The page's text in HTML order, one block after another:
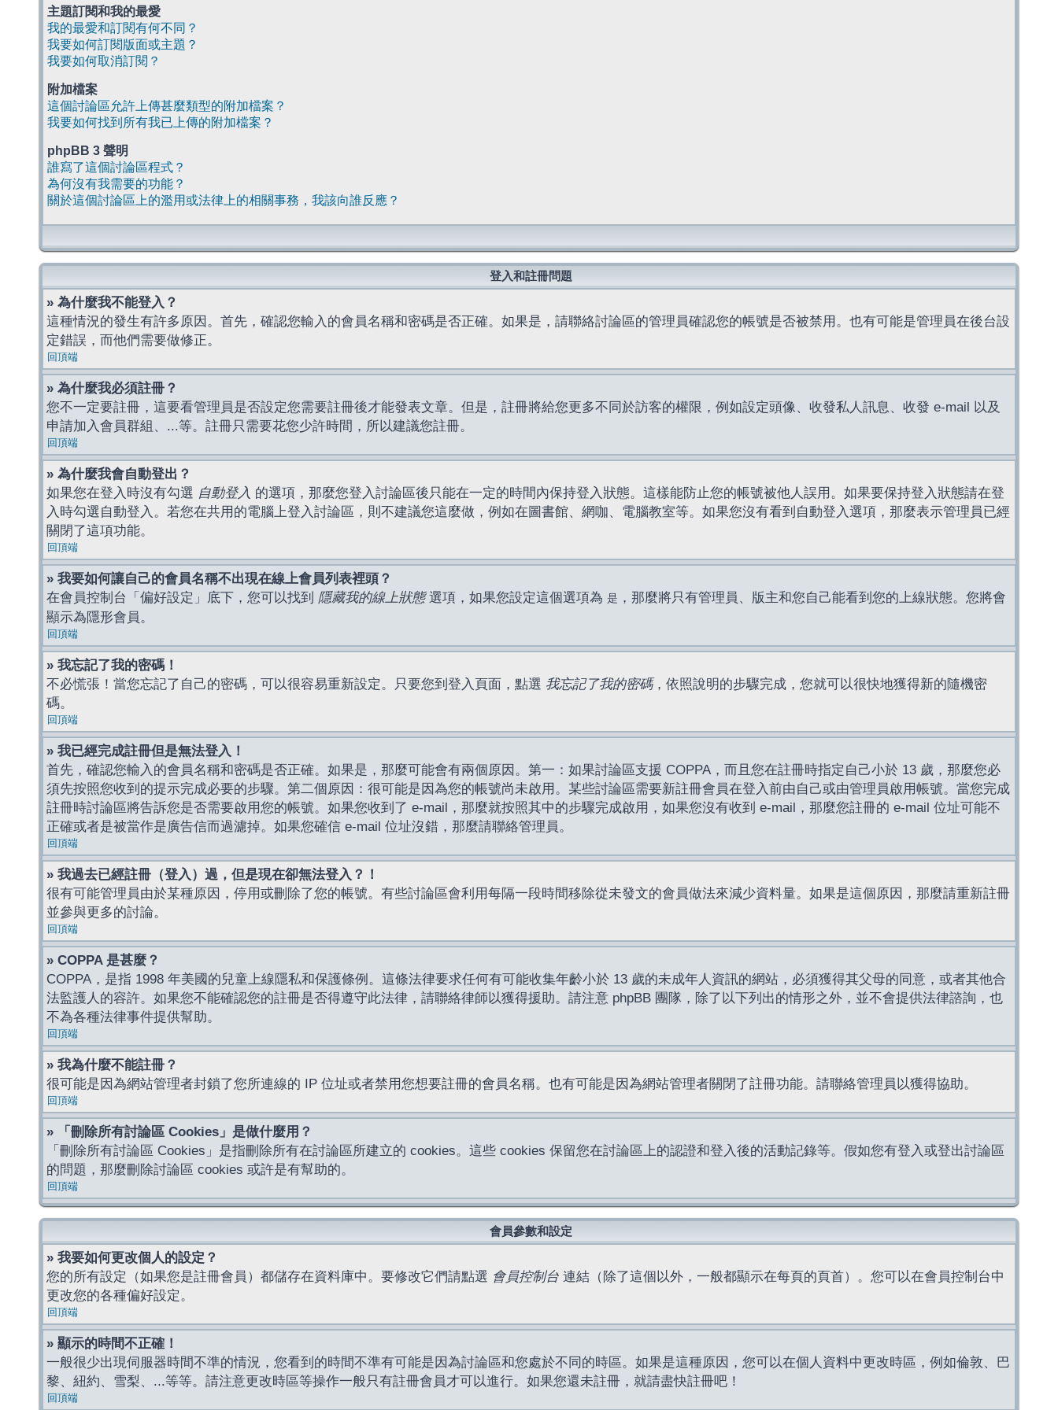
主題訂閱和我的最愛
我的最愛和訂閱有何不同？
我要如何訂閱版面或主題？
我要如何取消訂閱？
附加檔案
這個討論區允許上傳甚麼類型的附加檔案？
我要如何找到所有我已上傳的附加檔案？
phpBB 3 聲明
誰寫了這個討論區程式？
為何沒有我需要的功能？
關於這個討論區上的濫用或法律上的相關事務，我該向誰反應？
登入和註冊問題
» 為什麼我不能登入？
這種情況的發生有許多原因。首先，確認您輸入的會員名稱和密碼是否正確。如果是，請聯絡討論區的管理員確認您的帳號是否被禁用。也有可能是管理員在後台設
定錯誤，而他們需要做修正。
回頂端
» 為什麼我必須註冊？
您不一定要註冊，這要看管理員是否設定您需要註冊後才能發表文章。但是，註冊將給您更多不同於訪客的權限，例如設定頭像、收發私人訊息、收發 e-mail 以及
申請加入會員群組、...等。註冊只需要花您少許時間，所以建議您註冊。
回頂端
» 為什麼我會自動登出？
如果您在登入時沒有勾選 自動登入 的選項，那麼您登入討論區後只能在一定的時間內保持登入狀態。這樣能防止您的帳號被他人誤用。如果要保持登入狀態請在登
入時勾選自動登入。若您在共用的電腦上登入討論區，則不建議您這麼做，例如在圖書館、網咖、電腦教室等。如果您沒有看到自動登入選項，那麼表示管理員已經
關閉了這項功能。
回頂端
» 我要如何讓自己的會員名稱不出現在線上會員列表裡頭？
在會員控制台「偏好設定」底下，您可以找到 隱藏我的線上狀態選項，如果您設定這個選項為 是 ，那麼將只有管理員、版主和您自己能看到您的上線狀態。您將會
顯示為隱形會員。
回頂端
» 我忘記了我的密碼！
不必慌張！當您忘記了自己的密碼，可以很容易重新設定。只要您到登入頁面，點選 我忘記了我的密碼，依照說明的步驟完成，您就可以很快地獲得新的隨機密
碼。
回頂端
» 我已經完成註冊但是無法登入！
首先，確認您輸入的會員名稱和密碼是否正確。如果是，那麼可能會有兩個原因。第一：如果討論區支援 COPPA，而且您在註冊時指定自己小於 13 歲，那麼您必
須先按照您收到的提示完成必要的步驟。第二個原因：很可能是因為您的帳號尚未啟用。某些討論區需要新註冊會員在登入前由自己或由管理員啟用帳號。當您完成
註冊時討論區將告訴您是否需要啟用您的帳號。如果您收到了 e-mail，那麼就按照其中的步驟完成啟用，如果您沒有收到 e-mail，那麼您註冊的 e-mail 位址可能不
正確或者是被當作是廣告信而過濾掉。如果您確信 e-mail 位址沒錯，那麼請聯絡管理員。
回頂端
» 我過去已經註冊（登入）過，但是現在卻無法登入？！
很有可能管理員由於某種原因，停用或刪除了您的帳號。有些討論區會利用每隔一段時間移除從未發文的會員做法來減少資料量。如果是這個原因，那麼請重新註冊
並參與更多的討論。
回頂端
» COPPA 是甚麼？
COPPA，是指 1998 年美國的兒童上線隱私和保護條例。這條法律要求任何有可能收集年齡小於 13 歲的未成年人資訊的網站，必須獲得其父母的同意，或者其他合
法監護人的容許。如果您不能確認您的註冊是否得遵守此法律，請聯絡律師以獲得援助。請注意 phpBB 團隊，除了以下列出的情形之外，並不會提供法律諮詢，也
不為各種法律事件提供幫助。
回頂端
» 我為什麼不能註冊？
很可能是因為網站管理者封鎖了您所連線的 IP 位址或者禁用您想要註冊的會員名稱。也有可能是因為網站管理者關閉了註冊功能。請聯絡管理員以獲得協助。
回頂端
» 「刪除所有討論區 Cookies」是做什麼用？
「刪除所有討論區 Cookies」是指刪除所有在討論區所建立的 cookies。這些 cookies 保留您在討論區上的認證和登入後的活動記錄等。假如您有登入或登出討論區
的問題，那麼刪除討論區 cookies 或許是有幫助的。
回頂端
會員參數和設定
» 我要如何更改個人的設定？
您的所有設定（如果您是註冊會員）都儲存在資料庫中。要修改它們請點選 會員控制台 連結（除了這個以外，一般都顯示在每頁的頁首）。您可以在會員控制台中
更改您的各種偏好設定。
回頂端
» 顯示的時間不正確！
一般很少出現伺服器時間不準的情況，您看到的時間不準有可能是因為討論區和您處於不同的時區。如果是這種原因，您可以在個人資料中更改時區，例如倫敦、巴
黎、紐約、雪梨、...等等。請注意更改時區等操作一般只有註冊會員才可以進行。如果您還未註冊，就請盡快註冊吧！
回頂端